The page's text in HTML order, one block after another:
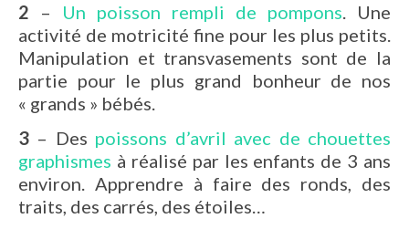
2 – Un poisson rempli de pompons. Une
activité de motricité fine pour les plus petits.
Manipulation et transvasements sont de la
partie pour le plus grand bonheur de nos
« grands » bébés.
3 – Des poissons d’avril avec de chouettes
graphismes à réalisé par les enfants de 3 ans
environ. Apprendre à faire des ronds, des
traits, des carrés, des étoiles…